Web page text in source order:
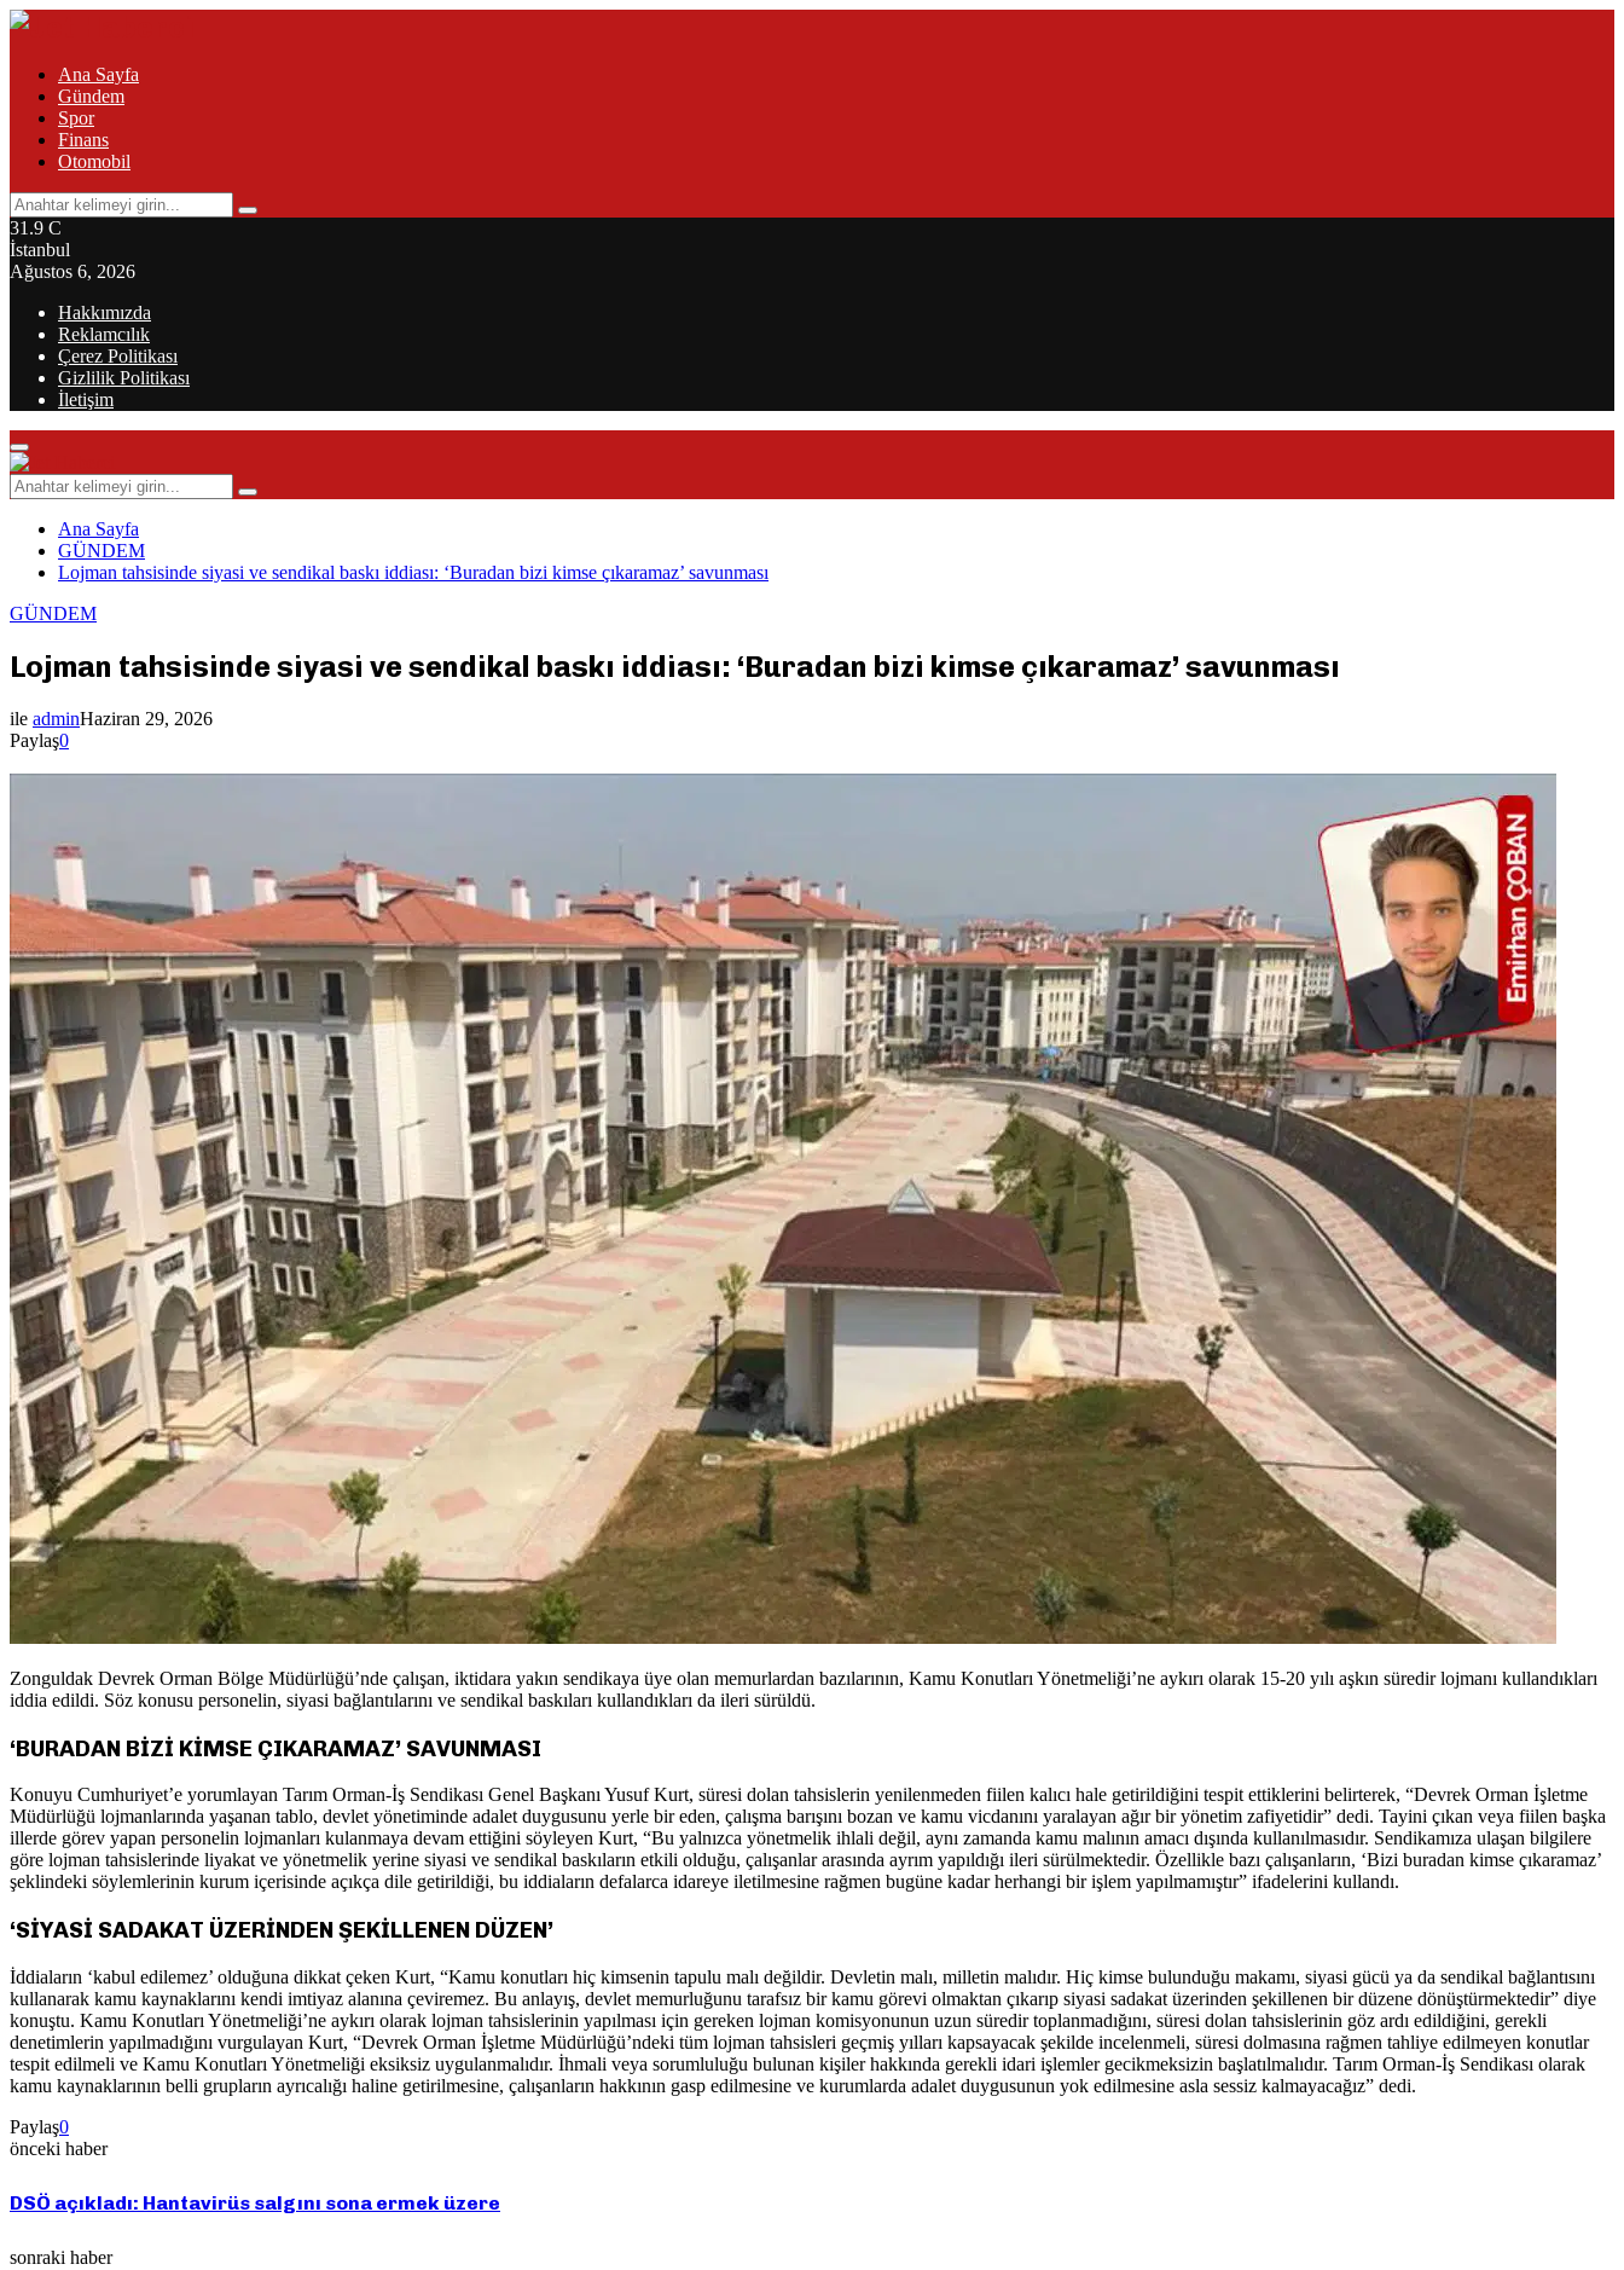
Ana Sayfa
Gündem
Spor
Finans
Otomobil
Search
for:
Search
31.9 C
İstanbul
Ağustos 6, 2026
Hakkımızda
Reklamcılık
Çerez Politikası
Gizlilik Politikası
İletişim
Primary
Menu
Search
for:
Search
Ana Sayfa
GÜNDEM
Lojman tahsisinde siyasi ve sendikal baskı iddiası: ‘Buradan bizi kimse çıkaramaz’ savunması
GÜNDEM
Lojman tahsisinde siyasi ve sendikal baskı iddiası: ‘Buradan bizi kimse çıkaramaz’ savunması
ile adminHaziran 29, 2026
Paylaş0
Zonguldak Devrek Orman Bölge Müdürlüğü’nde çalışan, iktidara yakın sendikaya üye olan memurlardan bazılarının, Kamu Konutları Yönetmeliği’ne aykırı olarak 15-20 yılı aşkın süredir lojmanı kullandıkları
iddia edildi. Söz konusu personelin, siyasi bağlantılarını ve sendikal baskıları kullandıkları da ileri sürüldü.
‘BURADAN BİZİ KİMSE ÇIKARAMAZ’ SAVUNMASI
Konuyu Cumhuriyet’e yorumlayan Tarım Orman-İş Sendikası Genel Başkanı Yusuf Kurt, süresi dolan tahsislerin yenilenmeden fiilen kalıcı hale getirildiğini tespit ettiklerini belirterek, “Devrek Orman İşletme
Müdürlüğü lojmanlarında yaşanan tablo, devlet yönetiminde adalet duygusunu yerle bir eden, çalışma barışını bozan ve kamu vicdanını yaralayan ağır bir yönetim zafiyetidir” dedi. Tayini çıkan veya fiilen başka
illerde görev yapan personelin lojmanları kulanmaya devam ettiğini söyleyen Kurt, “Bu yalnızca yönetmelik ihlali değil, aynı zamanda kamu malının amacı dışında kullanılmasıdır. Sendikamıza ulaşan bilgilere
göre lojman tahsislerinde liyakat ve yönetmelik yerine siyasi ve sendikal baskıların etkili olduğu, çalışanlar arasında ayrım yapıldığı ileri sürülmektedir. Özellikle bazı çalışanların, ‘Bizi buradan kimse çıkaramaz’
şeklindeki söylemlerinin kurum içerisinde açıkça dile getirildiği, bu iddiaların defalarca idareye iletilmesine rağmen bugüne kadar herhangi bir işlem yapılmamıştır” ifadelerini kullandı.
‘SİYASİ SADAKAT ÜZERİNDEN ŞEKİLLENEN DÜZEN’
İddiaların ‘kabul edilemez’ olduğuna dikkat çeken Kurt, “Kamu konutları hiç kimsenin tapulu malı değildir. Devletin malı, milletin malıdır. Hiç kimse bulunduğu makamı, siyasi gücü ya da sendikal bağlantısını
kullanarak kamu kaynaklarını kendi imtiyaz alanına çeviremez. Bu anlayış, devlet memurluğunu tarafsız bir kamu görevi olmaktan çıkarıp siyasi sadakat üzerinden şekillenen bir düzene dönüştürmektedir” diye
konuştu. Kamu Konutları Yönetmeliği’ne aykırı olarak lojman tahsislerinin yapılması için gereken lojman komisyonunun uzun süredir toplanmadığını, süresi dolan tahsislerinin göz ardı edildiğini, gerekli
denetimlerin yapılmadığını vurgulayan Kurt, “Devrek Orman İşletme Müdürlüğü’ndeki tüm lojman tahsisleri geçmiş yılları kapsayacak şekilde incelenmeli, süresi dolmasına rağmen tahliye edilmeyen konutlar
tespit edilmeli ve Kamu Konutları Yönetmeliği eksiksiz uygulanmalıdır. İhmali veya sorumluluğu bulunan kişiler hakkında gerekli idari işlemler gecikmeksizin başlatılmalıdır. Tarım Orman-İş Sendikası olarak
kamu kaynaklarının belli grupların ayrıcalığı haline getirilmesine, çalışanların hakkının gasp edilmesine ve kurumlarda adalet duygusunun yok edilmesine asla sessiz kalmayacağız” dedi.
Paylaş0
önceki haber
DSÖ açıkladı: Hantavirüs salgını sona ermek üzere
sonraki haber